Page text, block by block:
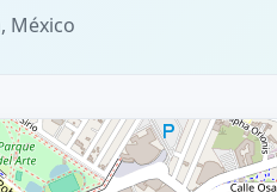
México